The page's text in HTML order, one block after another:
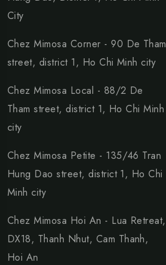
City
Chez Mimosa Corner - 90 De Tham
street, district 1, Ho Chi Minh city
Chez Mimosa Local - 88/2 De
Tham street, district 1, Ho Chi Minh
city
Chez Mimosa Petite - 135/46 Tran
Hung Dao street, district 1, Ho Chi
Minh city
Chez Mimosa Hoi An - Lua Retreat,
DX18, Thanh Nhut, Cam Thanh,
Hoi An